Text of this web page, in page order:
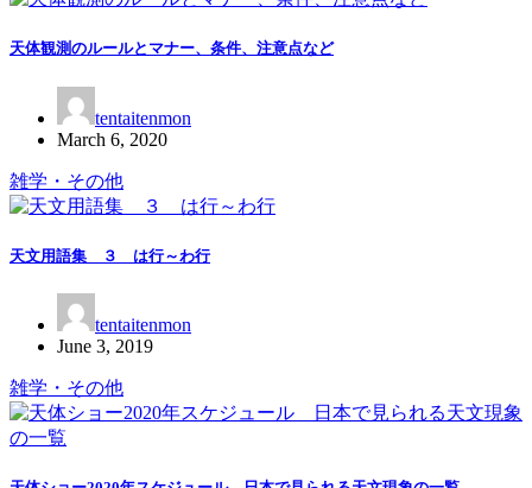
天体観測のルールとマナー、条件、注意点など
tentaitenmon
March 6, 2020
雑学・その他
天文用語集 ３ は行～わ行
tentaitenmon
June 3, 2019
雑学・その他